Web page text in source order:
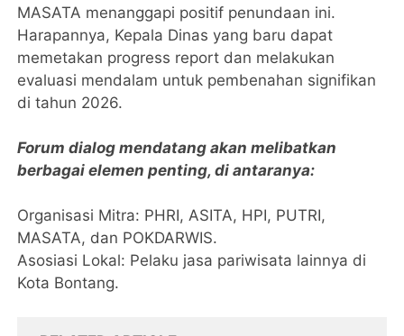
​MASATA menanggapi positif penundaan ini.
Harapannya, Kepala Dinas yang baru dapat
memetakan progress report dan melakukan
evaluasi mendalam untuk pembenahan signifikan
di tahun 2026.
​Forum dialog mendatang akan melibatkan
berbagai elemen penting, di antaranya:
​Organisasi Mitra: PHRI, ASITA, HPI, PUTRI,
MASATA, dan POKDARWIS.
​Asosiasi Lokal: Pelaku jasa pariwisata lainnya di
Kota Bontang.